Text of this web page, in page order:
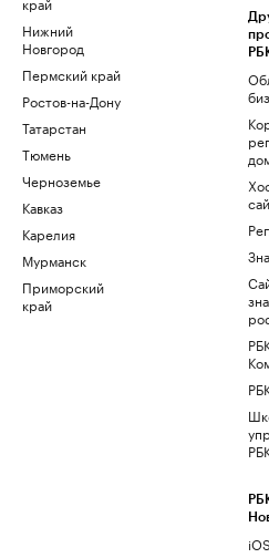
Нижний
Новгород
Пермский край
Ростов-на-Дону
Татарстан
Тюмень
Черноземье
Кавказ
Карелия
Мурманск
Приморский
край
iOS